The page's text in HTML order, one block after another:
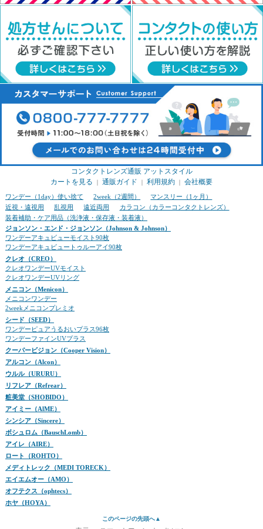
コンタクトレンズ通販 アットスタイル
カートを見る
通販ガイド 利用規約 会社概要
ワンデー（1day）使い捨て 2week（2週間）
マンスリー（1ヶ月）
近視・遠視用
乱視用 遠近両用
カラコン（カラーコンタクトレンズ）
装着補助・ケア用品（洗浄液・保存液・装着液）
ジョンソン・エンド・ジョンソン（Johnson & Johnson）
ワンデーアキュビューモイスト90枚
ワンデーアキュビュートゥルーアイ90枚
クレオ（CREO）
クレオワンデーUVモイスト
クレオワンデーUVリング
メニコン（Menicon）
メニコンワンデー
2weekメニコンプレミオ
シード（SEED）
ワンデーピュアうるおいプラス96枚
ワンデーファインUVプラス
クーパービジョン（Cooper Vision）
アルコン（Alcon）
ウルル（URURU）
リフレア（Refrear）
粧美堂（SHOBIDO）
アイミー（AlME）
シンシア（Sincere）
ボシュロム（BauschLomb）
アイレ（AIRE）
ロート（ROHTO）
メディトレック（MEDI TORECK）
エイエムオー（AMO）
オフテクス（ophtecs）
ホヤ（HOYA）
このページの先頭へ▲